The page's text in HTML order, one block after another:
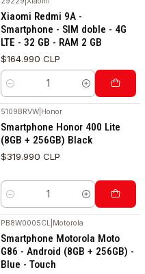
Xiaomi Redmi 9A -
Smartphone - SIM doble - 4G
LTE - 32 GB - RAM 2 GB
$164.990 CLP
Cantidad
5109BRVW Honor
Smartphone Honor 400 Lite
(8GB + 256GB) Black
$319.990 CLP
Cantidad
PB8W0005CL Motorola
Smartphone Motorola Moto
G86 - Android (8GB + 256GB) -
Blue - Touch